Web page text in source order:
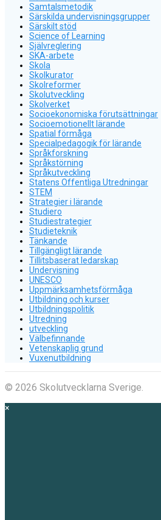
Samtalsmetodik
Särskilda undervisningsgrupper
Särskilt stöd
Science of Learning
Självreglering
SKA-arbete
Skola
Skolkurator
Skolreformer
Skolutveckling
Skolverket
Socioekonomiska förutsättningar
Socioemotionellt lärande
Spatial förmåga
Specialpedagogik för lärande
Språkforskning
Språkstörning
Språkutveckling
Statens Offentliga Utredningar
STEM
Strategier i lärande
Studiero
Studiestrategier
Studieteknik
Tänkande
Tillgängligt lärande
Tillitsbaserat ledarskap
Undervisning
UNESCO
Uppmärksamhetsförmåga
Utbildning och kurser
Utbildningspolitik
Utredning
utveckling
Välbefinnande
Vetenskaplig grund
Vuxenutbildning
© 2026 Skolutvecklarna Sverige.
×